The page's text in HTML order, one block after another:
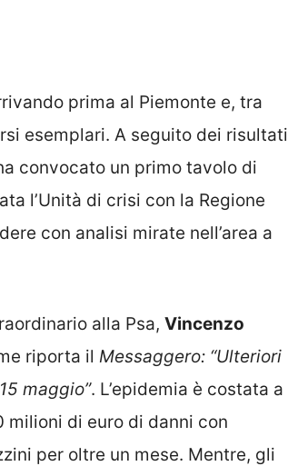
prima al Piemonte e, tra
esemplari. A seguito dei risultati
convocato un primo tavolo di
l’Unità di crisi con la Regione
con analisi mirate nell’area a
alla Psa, Vincenzo
riporta il Messaggero: “Ulteriori
maggio”. L’epidemia è costata a
milioni di euro di danni con
per oltre un mese. Mentre, gli